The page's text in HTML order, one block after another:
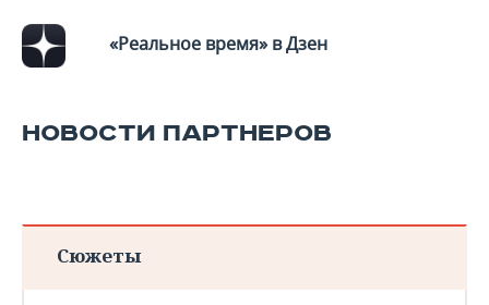
«Реальное время» в Дзен
НОВОСТИ ПАРТНЕРОВ
Сюжеты